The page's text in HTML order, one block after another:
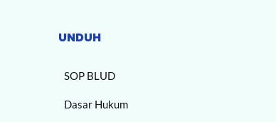
UNDUH
SOP BLUD
Dasar Hukum